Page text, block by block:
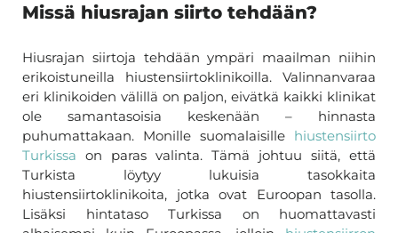
Missä hiusrajan siirto tehdään?
Hiusrajan siirtoja tehdään ympäri maailman niihin
erikoistuneilla hiustensiirtoklinikoilla. Valinnanvaraa
eri klinikoiden välillä on paljon, eivätkä kaikki klinikat
ole samantasoisia keskenään – hinnasta
puhumattakaan. Monille suomalaisille hiustensiirto
Turkissa on paras valinta. Tämä johtuu siitä, että
Turkista löytyy lukuisia tasokkaita
hiustensiirtoklinikoita, jotka ovat Euroopan tasolla.
Lisäksi hintataso Turkissa on huomattavasti